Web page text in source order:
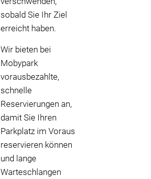
sobald Sie Ihr Ziel
erreicht haben.
Wir bieten bei
Mobypark
vorausbezahlte,
schnelle
Reservierungen an,
damit Sie Ihren
Parkplatz im Voraus
reservieren können
und lange
Warteschlangen